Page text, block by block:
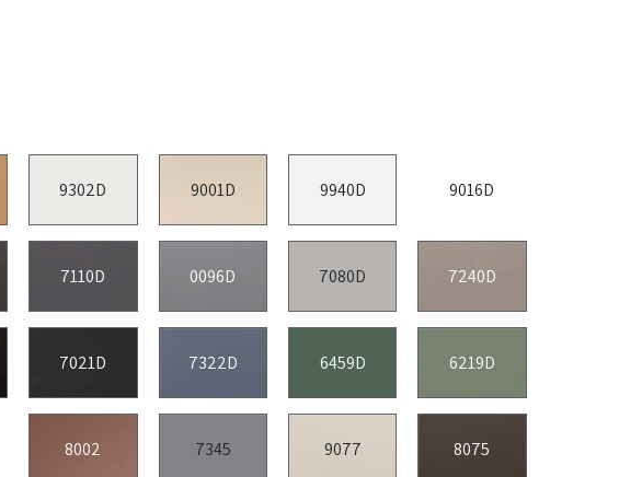
9016D
9940D
9001D
9302D
7240D
7080D
0096D
7110D
6219D
6459D
7322D
7021D
8075
9077
7345
8002